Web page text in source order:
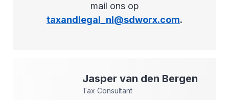
mail ons op
taxandlegal_nl@sdworx.com.
Jasper van den Bergen
Tax Consultant